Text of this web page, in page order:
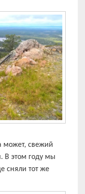
может, свежий
В этом году мы
сняли тот же